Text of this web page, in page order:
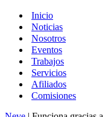
Inicio
Noticias
Nosotros
Eventos
Trabajos
Servicios
Afiliados
Comisiones